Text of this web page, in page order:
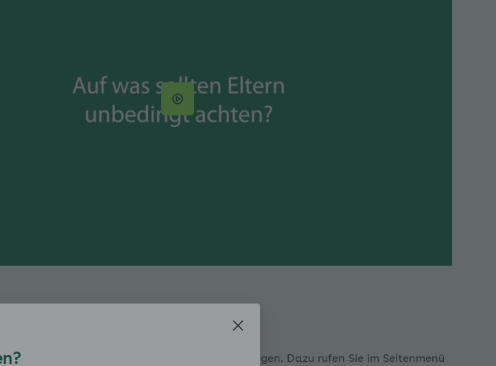
Durchführung der Konfrontationsübungen. Dazu rufen Sie im Seitenmenü
Anteile bearbeiten - Leistungsangst ausklappen